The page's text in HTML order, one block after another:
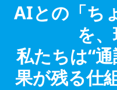
AIとの「ち
を、
私たちは“
果が残る仕